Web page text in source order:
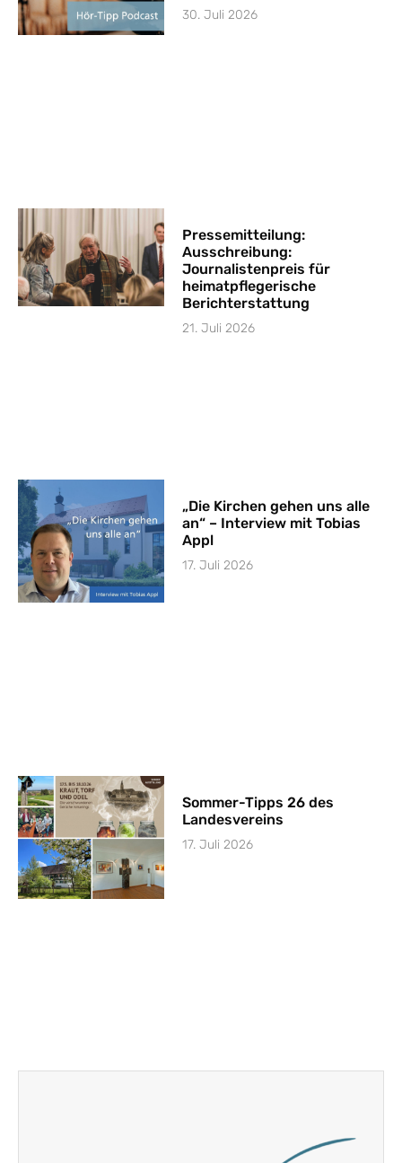
30. Juli 2026
Pressemitteilung:
Ausschreibung:
Journalistenpreis für
heimatpflegerische
Berichterstattung
21. Juli 2026
„Die Kirchen gehen uns alle
an“ – Interview mit Tobias
Appl
17. Juli 2026
Sommer-Tipps 26 des
Landesvereins
17. Juli 2026